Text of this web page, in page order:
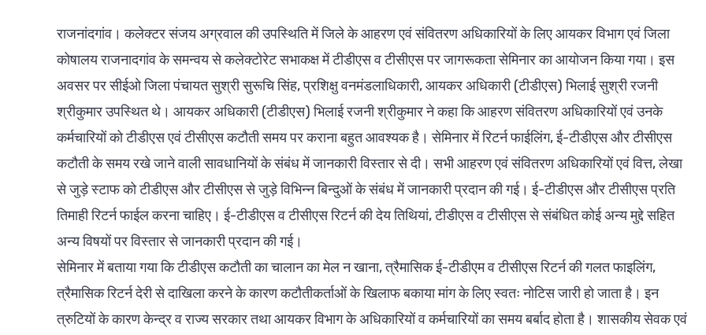
राजनांदगांव। कलेक्टर संजय अग्रवाल की उपस्थिति में जिले के आहरण एवं संवितरण अधिकारियों के लिए आयकर विभाग एवं जिला
कोषालय राजनादगांव के समन्वय से कलेक्टोरेट सभाकक्ष में टीडीएस व टीसीएस पर जागरूकता सेमिनार का आयोजन किया गया। इस
अवसर पर सीईओ जिला पंचायत सुश्री सुरूचि सिंह, प्रशिक्षु वनमंडलाधिकारी, आयकर अधिकारी (टीडीएस) भिलाई सुश्री रजनी
श्रीकुमार उपस्थित थे। आयकर अधिकारी (टीडीएस) भिलाई रजनी श्रीकुमार ने कहा कि आहरण संवितरण अधिकारियों एवं उनके
कर्मचारियों को टीडीएस एवं टीसीएस कटौती समय पर कराना बहुत आवश्यक है। सेमिनार में रिटर्न फाईलिंग, ई-टीडीएस और टीसीएस
कटौती के समय रखे जाने वाली सावधानियों के संबंध में जानकारी विस्तार से दी। सभी आहरण एवं संवितरण अधिकारियों एवं वित्त, लेखा
से जुड़े स्टाफ को टीडीएस और टीसीएस से जुड़े विभिन्न बिन्दुओं के संबंध में जानकारी प्रदान की गई। ई-टीडीएस और टीसीएस प्रति
तिमाही रिटर्न फाईल करना चाहिए। ई-टीडीएस व टीसीएस रिटर्न की देय तिथियां, टीडीएस व टीसीएस से संबंधित कोई अन्य मुद्दे सहित
अन्य विषयों पर विस्तार से जानकारी प्रदान की गई।
सेमिनार में बताया गया कि टीडीएस कटौती का चालान का मेल न खाना, त्रैमासिक ई-टीडीएम व टीसीएस रिटर्न की गलत फाइलिंग,
त्रैमासिक रिटर्न देरी से दाखिला करने के कारण कटौतीकर्ताओं के खिलाफ बकाया मांग के लिए स्वतः नोटिस जारी हो जाता है। इन
त्रुटियों के कारण केन्द्र व राज्य सरकार तथा आयकर विभाग के अधिकारियों व कर्मचारियों का समय बर्बाद होता है। शासकीय सेवक एवं